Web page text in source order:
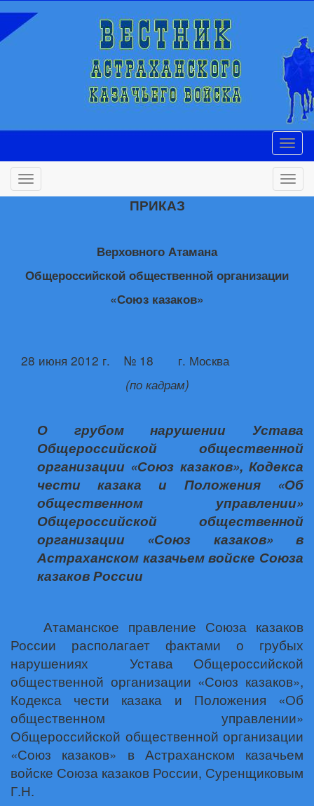
ПРИКАЗ
Верховного Атамана
Общероссийской общественной организации
«Союз казаков»
28 июня 2012 г. № 18
г. Москва
(по кадрам)
О грубом нарушении Устава
Общероссийской общественной
организации «Союз казаков», Кодекса
чести казака и Положения «Об
общественном управлении»
Общероссийской общественной
организации «Союз казаков» в
Астраханском казачьем войске Союза
казаков России
Атаманское правление Союза казаков
России располагает фактами о грубых
нарушениях
Устава Общероссийской
общественной организации «Союз казаков»,
Кодекса чести казака и Положения «Об
общественном управлении»
Общероссийской общественной организации
«Союз казаков» в Астраханском казачьем
войске Союза казаков России, Суренщиковым
Г.Н.